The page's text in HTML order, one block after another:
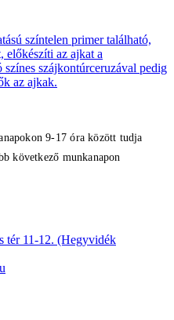
színtelen primer található,
előkészíti az ajkat a
színes szájkontúrceruzával pedig
az ajkak.
9-17 óra között tudja
következő munkanapon
tér 11-12. (Hegyvidék